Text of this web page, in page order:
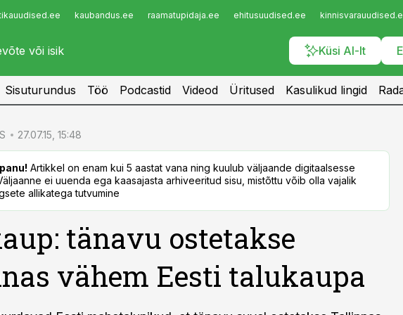
kaubandus.ee raamatupidaja.ee ehitusuudised.ee
Küsi AI-lt
Infopank
Sisuturundus Töö Podcastid Videod Üritused Kasulikud lingid
27.07.15, 15:48
Artikkel on enam kui 5 aastat vana ning kuulub väljaande digitaalsesse
ei uuenda ega kaasajasta arhiveeritud sisu, mistõttu võib olla vajalik
allikatega tutvumine
tänavu ostetakse
vähem Eesti talukaupa